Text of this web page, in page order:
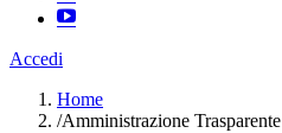
Accedi
Home
/Amministrazione Trasparente